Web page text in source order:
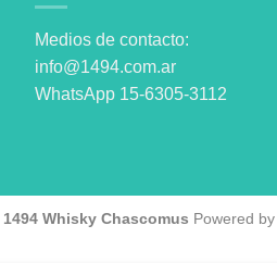
Medios de contacto:
info@1494.com.ar
WhatsApp 15-6305-3112
1494 Whisky Chascomus Powered by